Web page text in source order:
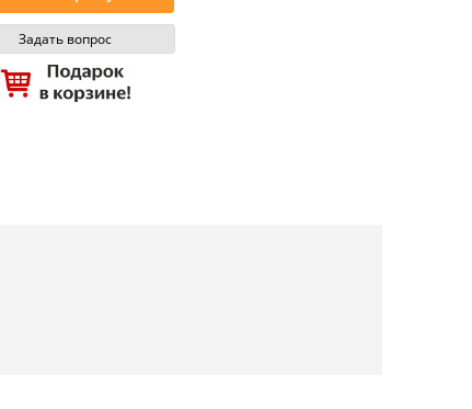
Задать вопрос